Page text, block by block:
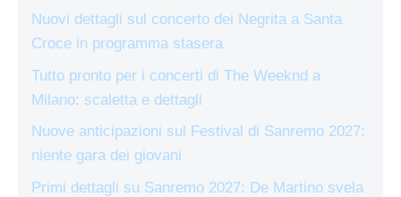
Nuovi dettagli sul concerto dei Negrita a Santa
Croce in programma stasera
Tutto pronto per i concerti di The Weeknd a
Milano: scaletta e dettagli
Nuove anticipazioni sul Festival di Sanremo 2027:
niente gara dei giovani
Primi dettagli su Sanremo 2027: De Martino svela